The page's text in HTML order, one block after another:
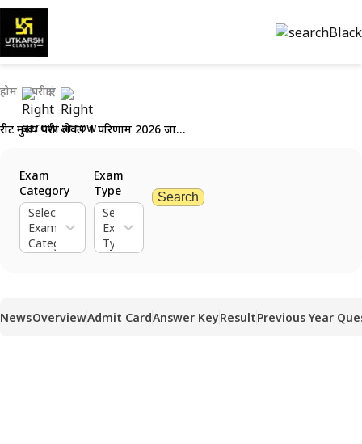
होम परीक्षाएं
रीट मुख्य परीक्षा लेवल 1 परिणाम 2026 जारी: मेरिट सूची पीडीएफ डाउनलोड करें और कट-ऑफ अंक देखें
Exam
Category
Select
Exam
Category
Exam
Type
Select
Exam
Type
Search
NewsOverviewAdmit CardAnswer KeyResultPrevious Year